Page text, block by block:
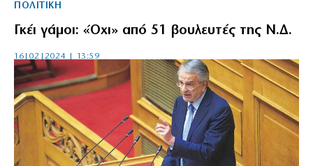
ΠΟΛΙΤΙΚΗ
Γκέι γάμοι: «Όχι» από 51 βουλευτές της Ν.Δ.
16|02|2024 | 13:59